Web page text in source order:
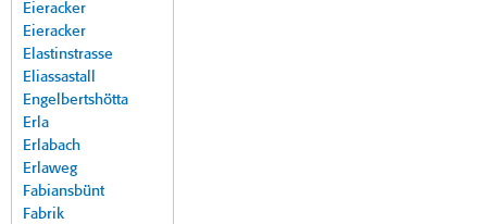
Eieracker
Eieracker
Elastinstrasse
Eliassastall
Engelbertshötta
Erla
Erlabach
Erlaweg
Fabiansbünt
Fabrik